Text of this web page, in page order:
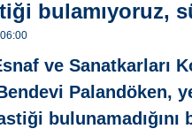
bulamıyoruz,
ve Sanatkarları
Palandöken,